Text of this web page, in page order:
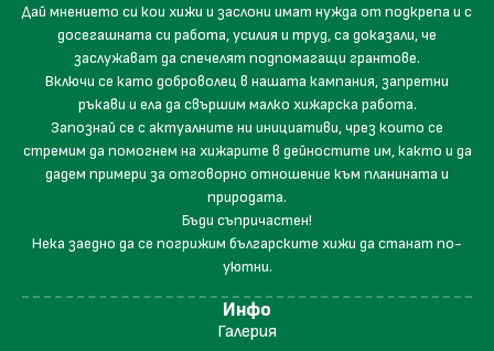
Дай мнението си кои хижи и заслони имат нужда от подкрепа и с
досегашната си работа, усилия и труд, са доказали, че
заслужават да спечелят подпомагащи грантове.
Включи се като доброволец в нашата кампания, запретни
ръкави и ела да свършим малко хижарска работа.
Запознай се с актуалните ни инициативи, чрез които се
стремим да помогнем на хижарите в дейностите им, както и да
дадем примери за отговорно отношение към планината и
природата.
Бъди съпричастен!
Нека заедно да се погрижим българските хижи да станат по-
уютни.
Инфо
Галерия